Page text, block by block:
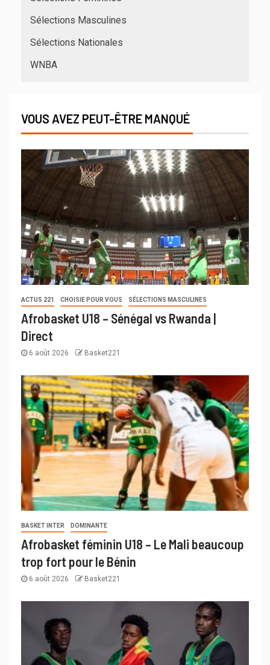
Sélections Masculines
Sélections Nationales
WNBA
VOUS AVEZ PEUT-ÊTRE MANQUÉ
ACTUS 221 CHOISIE POUR VOUS SÉLECTIONS MASCULINES
Afrobasket U18 – Sénégal vs Rwanda |
Direct
6 août 2026 Basket221
BASKET INTER DOMINANTE
Afrobasket féminin U18 – Le Mali beaucoup
trop fort pour le Bénin
6 août 2026 Basket221